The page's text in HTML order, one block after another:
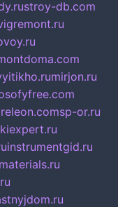
stroy-db.com
mirjon.ru
sp-or.ru
instrumentgid.ru